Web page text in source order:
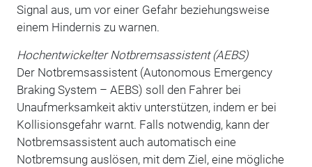
Signal aus, um vor einer Gefahr beziehungsweise
einem Hindernis zu warnen.
Hochentwickelter Notbremsassistent (AEBS)
Der Notbremsassistent (Autonomous Emergency
Braking System – AEBS) soll den Fahrer bei
Unaufmerksamkeit aktiv unterstützen, indem er bei
Kollisionsgefahr warnt. Falls notwendig, kann der
Notbremsassistent auch automatisch eine
Notbremsung auslösen, mit dem Ziel, eine mögliche